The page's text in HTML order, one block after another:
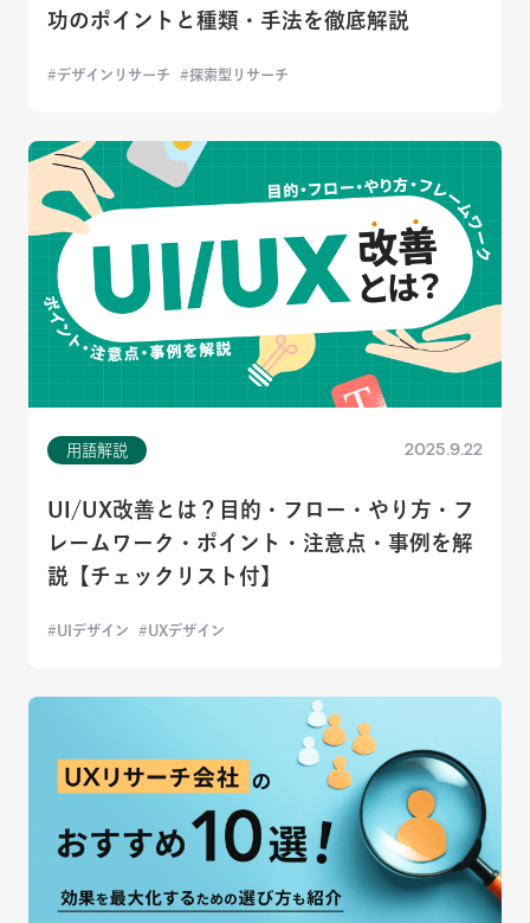
功のポイントと種類・手法を徹底解説
デザインリサーチ 探索型リサーチ
用語解説 2025.9.22
UI/UX改善とは？目的・フロー・やり方・フ
レームワーク・ポイント・注意点・事例を解
説【チェックリスト付】
UIデザイン UXデザイン